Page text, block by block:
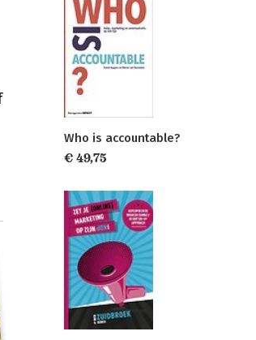
Who is accountable?
€ 49,75